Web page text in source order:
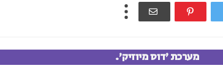
מערכת 'דוס מיוזיק'.